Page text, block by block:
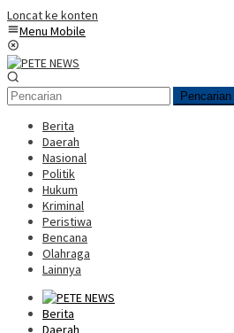
Loncat ke konten
Menu Mobile
Pencarian
Berita
Daerah
Nasional
Politik
Hukum
Kriminal
Peristiwa
Bencana
Olahraga
Lainnya
Berita
Daerah